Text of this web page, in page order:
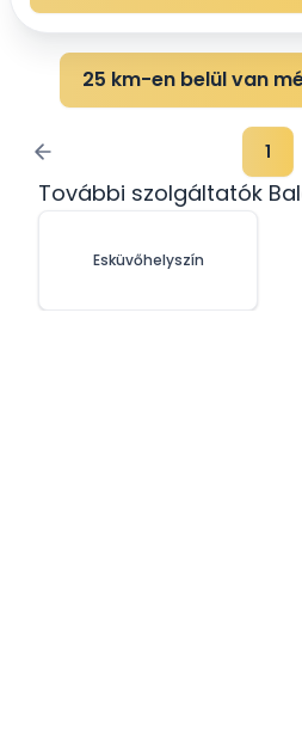
25 km-en belül van
1
További szolgáltatók
Esküvőhelyszín